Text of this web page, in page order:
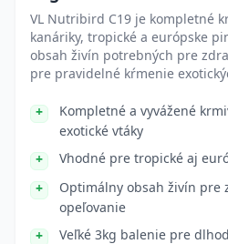
VL Nutribird C19 je kompletné
kanáriky, tropické a európske
obsah živín potrebných pre
pre pravidelné kŕmenie
Kompletné a vyvážené
exotické vtáky
Vhodné pre tropické aj
Optimálny obsah živín pre
opeľovanie
Veľké 3kg balenie pre